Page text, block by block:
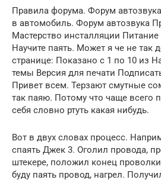
Правила форума. Форум
в автомобиль. Форум автозвука
Мастерство инсталляции
Научите паять. Может я че не так
странице: Показано с 1 по 10 из
темы Версия для печати
Привет всем. Терзают смутные
так паяю. Потому что чаще всего
себя словно ртуть какая нибудь.
Вот в двух словах процесс.
спаять Джек 3. Оголил провода,
штекере, положил конец
буду паять провод, нагрел.